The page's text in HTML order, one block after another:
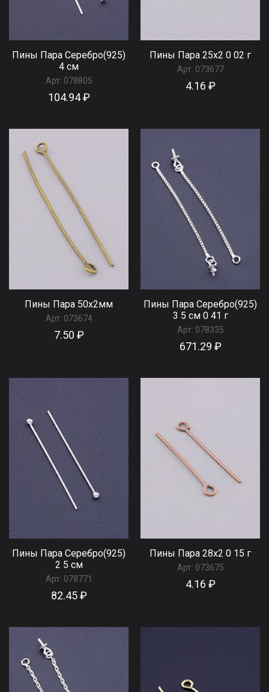
Пины Пара Серебро(925)
4 см
Арт: 078805
104.94 ₽
Пины Пара 25x2 0 02 г
Арт: 073677
4.16 ₽
Пины Пара 50х2мм
Арт: 073674
7.50 ₽
Пины Пара Серебро(925)
3 5 см 0 41 г
Арт: 078335
671.29 ₽
Пины Пара Серебро(925)
2 5 см
Арт: 078771
82.45 ₽
Пины Пара 28x2 0 15 г
Арт: 073675
4.16 ₽